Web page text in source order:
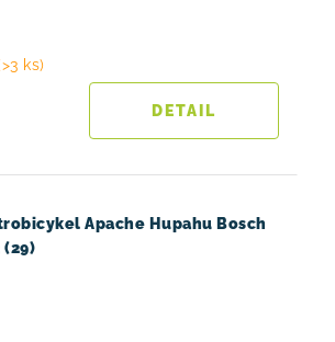
ks)
DETAIL
Apache Hupahu Bosch
(29)